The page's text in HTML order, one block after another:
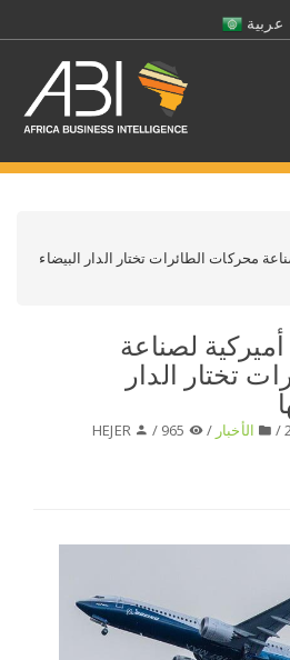
محركات الطائرات تختار الدار البيضاء
لصناعة
تختار الدار
الأخبار /
HEJER